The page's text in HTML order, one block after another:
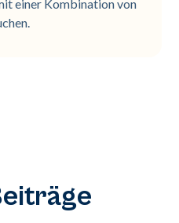
einer Kombination von